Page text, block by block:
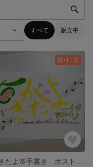
すべて 販売中
残り1点